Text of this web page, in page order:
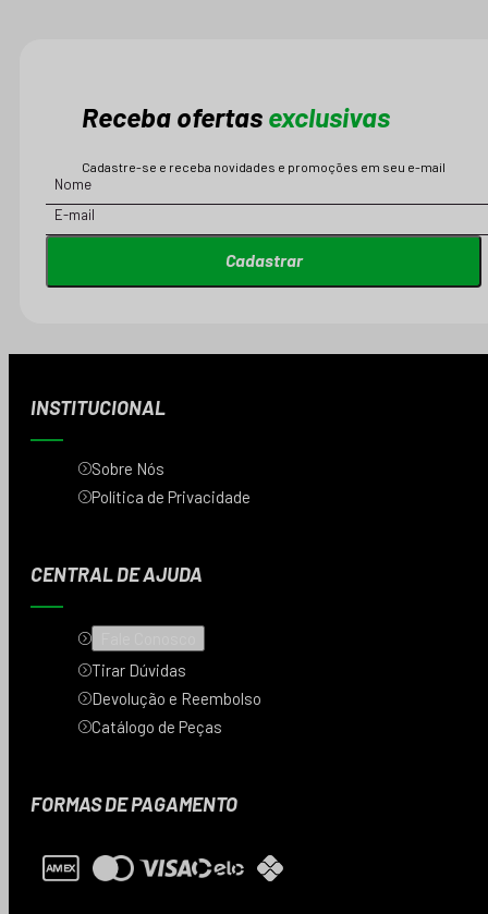
Receba ofertas exclusivas
Cadastre-se e receba novidades e promoções em seu e-mail
Cadastrar
INSTITUCIONAL
Sobre Nós
Política de Privacidade
CENTRAL DE AJUDA
Tirar Dúvidas
Devolução e Reembolso
Catálogo de Peças
FORMAS DE PAGAMENTO